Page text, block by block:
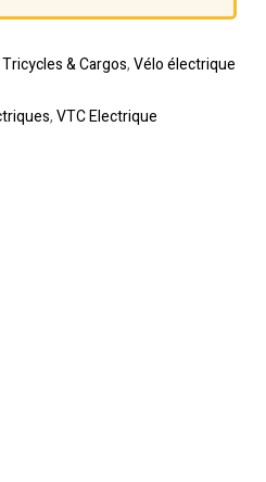
Tricycles & Cargos,Vélo électrique
,VTC Electrique